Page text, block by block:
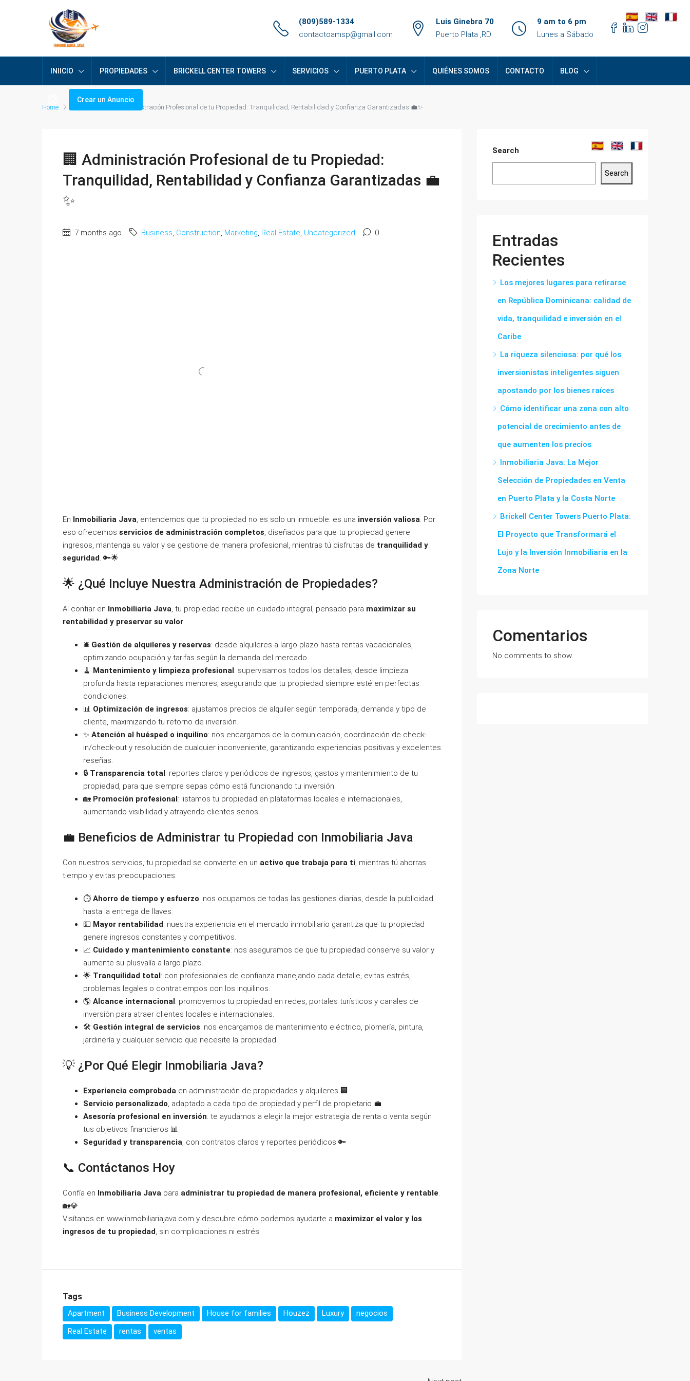
(809)589-1334
contactoamsp@gmail.com
Luis Ginebra 70
Puerto Plata ,RD
9 am to 6 pm
Lunes a Sábado
INIICIO PROPIEDADES BRICKELL CENTER TOWERS SERVICIOS PUERTO PLATA QUIÉNES SOMOS CONTACTO BLOG
Crear un Anuncio
Home 🏢 Administración Profesional de tu Propiedad: Tranquilidad, Rentabilidad y Confianza Garantizadas 💼✨
🏢 Administración Profesional de tu Propiedad:
Tranquilidad, Rentabilidad y Confianza Garantizadas 💼
✨
7 months ago Business, Construction, Marketing, Real Estate, Uncategorized 0
En Inmobiliaria Java, entendemos que tu propiedad no es solo un inmueble: es una inversión valiosa. Por
eso ofrecemos servicios de administración completos, diseñados para que tu propiedad genere
ingresos, mantenga su valor y se gestione de manera profesional, mientras tú disfrutas de tranquilidad y
seguridad. 🔑🌟
🌟 ¿Qué Incluye Nuestra Administración de Propiedades?
Al confiar en Inmobiliaria Java, tu propiedad recibe un cuidado integral, pensado para maximizar su
rentabilidad y preservar su valor:
🛎️ Gestión de alquileres y reservas: desde alquileres a largo plazo hasta rentas vacacionales,
optimizando ocupación y tarifas según la demanda del mercado.
🧹 Mantenimiento y limpieza profesional: supervisamos todos los detalles, desde limpieza
profunda hasta reparaciones menores, asegurando que tu propiedad siempre esté en perfectas
condiciones.
📊 Optimización de ingresos: ajustamos precios de alquiler según temporada, demanda y tipo de
cliente, maximizando tu retorno de inversión.
✨ Atención al huésped o inquilino: nos encargamos de la comunicación, coordinación de check-
in/check-out y resolución de cualquier inconveniente, garantizando experiencias positivas y excelentes
reseñas.
🔒 Transparencia total: reportes claros y periódicos de ingresos, gastos y mantenimiento de tu
propiedad, para que siempre sepas cómo está funcionando tu inversión.
🏡 Promoción profesional: listamos tu propiedad en plataformas locales e internacionales,
aumentando visibilidad y atrayendo clientes serios.
💼 Beneficios de Administrar tu Propiedad con Inmobiliaria Java
Con nuestros servicios, tu propiedad se convierte en un activo que trabaja para ti, mientras tú ahorras
tiempo y evitas preocupaciones:
⏱️ Ahorro de tiempo y esfuerzo: nos ocupamos de todas las gestiones diarias, desde la publicidad
hasta la entrega de llaves.
💵 Mayor rentabilidad: nuestra experiencia en el mercado inmobiliario garantiza que tu propiedad
genere ingresos constantes y competitivos.
📈 Cuidado y mantenimiento constante: nos aseguramos de que tu propiedad conserve su valor y
aumente su plusvalía a largo plazo.
🌟 Tranquilidad total: con profesionales de confianza manejando cada detalle, evitas estrés,
problemas legales o contratiempos con los inquilinos.
🌎 Alcance internacional: promovemos tu propiedad en redes, portales turísticos y canales de
inversión para atraer clientes locales e internacionales.
🛠️ Gestión integral de servicios: nos encargamos de mantenimiento eléctrico, plomería, pintura,
jardinería y cualquier servicio que necesite la propiedad.
💡 ¿Por Qué Elegir Inmobiliaria Java?
Experiencia comprobada en administración de propiedades y alquileres 🏢
Servicio personalizado, adaptado a cada tipo de propiedad y perfil de propietario 💼
Asesoría profesional en inversión: te ayudamos a elegir la mejor estrategia de renta o venta según
tus objetivos financieros 📊
Seguridad y transparencia, con contratos claros y reportes periódicos 🔑
📞 Contáctanos Hoy
Confía en Inmobiliaria Java para administrar tu propiedad de manera profesional, eficiente y rentable.
🏡💎
Visítanos en www.inmobiliariajava.com y descubre cómo podemos ayudarte a maximizar el valor y los
ingresos de tu propiedad, sin complicaciones ni estrés.
Tags
Apartment Business Development House for families Houzez Luxury
negocios
Real Estate
rentas ventas
Search
Search
Entradas
Recientes
Los mejores lugares para retirarse
en República Dominicana: calidad de
vida, tranquilidad e inversión en el
Caribe
La riqueza silenciosa: por qué los
inversionistas inteligentes siguen
apostando por los bienes raíces
Cómo identificar una zona con alto
potencial de crecimiento antes de
que aumenten los precios
Inmobiliaria Java: La Mejor
Selección de Propiedades en Venta
en Puerto Plata y la Costa Norte
Brickell Center Towers Puerto Plata:
El Proyecto que Transformará el
Lujo y la Inversión Inmobiliaria en la
Zona Norte
Comentarios
No comments to show.